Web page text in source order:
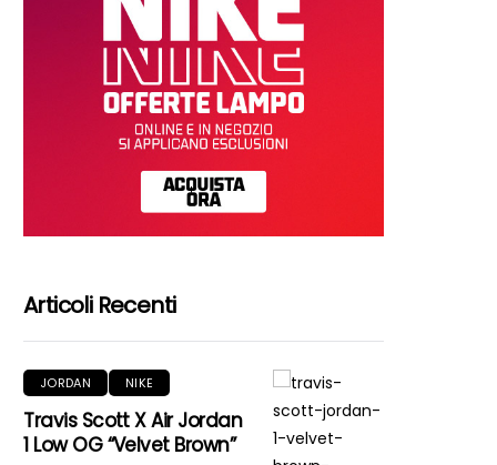
Articoli Recenti
JORDAN NIKE
Travis Scott X Air Jordan
1 Low OG “Velvet Brown”